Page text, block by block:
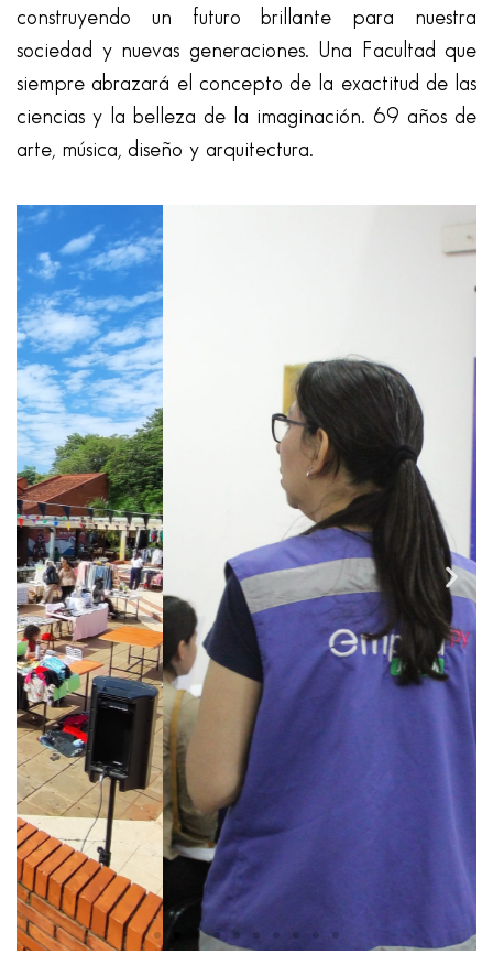
construyendo un futuro brillante para nuestra
sociedad y nuevas generaciones. Una Facultad que
siempre abrazará el concepto de la exactitud de las
ciencias y la belleza de la imaginación. 69 años de
arte, música, diseño y arquitectura.